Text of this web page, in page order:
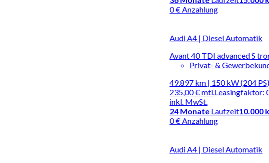
0 € Anzahlung
Audi A4 | Diesel Automatik
Avant 40 TDI advanced S
Privat- &
49.897 km | 150 kW (204 PS)
235,00 €mtl.
inkl. MwSt.
Leasingfaktor:
24 Monate Laufzeit10.000
0 € Anzahlung
Audi A4 | Diesel Automatik